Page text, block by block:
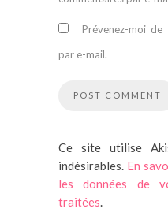
Prévenez-moi
par e-mail.
Ce site utilise
indésirables. En
les données de
traitées.